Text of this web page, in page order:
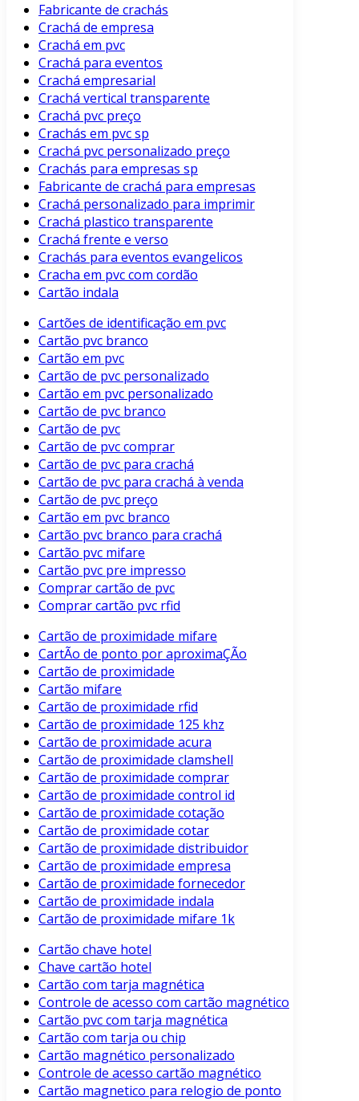
Fabricante de crachás
Crachá de empresa
Crachá em pvc
Crachá para eventos
Crachá empresarial
Crachá vertical transparente
Crachá pvc preço
Crachás em pvc sp
Crachá pvc personalizado preço
Crachás para empresas sp
Fabricante de crachá para empresas
Crachá personalizado para imprimir
Crachá plastico transparente
Crachá frente e verso
Crachás para eventos evangelicos
Cracha em pvc com cordão
Cartão indala
Cartões de identificação em pvc
Cartão pvc branco
Cartão em pvc
Cartão de pvc personalizado
Cartão em pvc personalizado
Cartão de pvc branco
Cartão de pvc
Cartão de pvc comprar
Cartão de pvc para crachá
Cartão de pvc para crachá à venda
Cartão de pvc preço
Cartão em pvc branco
Cartão pvc branco para crachá
Cartão pvc mifare
Cartão pvc pre impresso
Comprar cartão de pvc
Comprar cartão pvc rfid
Cartão de proximidade mifare
CartÃo de ponto por aproximaÇÃo
Cartão de proximidade
Cartão mifare
Cartão de proximidade rfid
Cartão de proximidade 125 khz
Cartão de proximidade acura
Cartão de proximidade clamshell
Cartão de proximidade comprar
Cartão de proximidade control id
Cartão de proximidade cotação
Cartão de proximidade cotar
Cartão de proximidade distribuidor
Cartão de proximidade empresa
Cartão de proximidade fornecedor
Cartão de proximidade indala
Cartão de proximidade mifare 1k
Cartão chave hotel
Chave cartão hotel
Cartão com tarja magnética
Controle de acesso com cartão magnético
Cartão pvc com tarja magnética
Cartão com tarja ou chip
Cartão magnético personalizado
Controle de acesso cartão magnético
Cartão magnetico para relogio de ponto